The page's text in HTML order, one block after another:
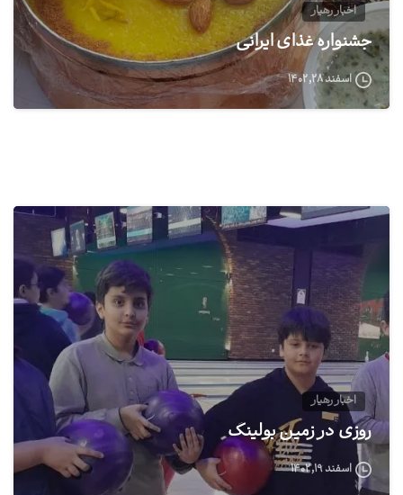
اخبار رهیار
جشنواره غذای ایرانی
اسفند ۲۸, ۱۴۰۲
اخبار رهیار
روزی در زمین بولینگ
اسفند ۱۹, ۱۴۰۲